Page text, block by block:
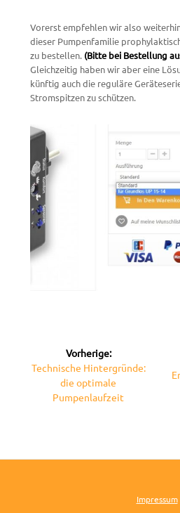
Vorerst empfehlen wir also
dieser Pumpenfamilie
zu bestellen. (Bitte bei Bestellung
Gleichzeitig haben wir aber eine
künftig auch die reguläre
Stromspitzen zu schützen.
Beitragsnavigation
Vorherige:
Vorheriger
Beitrag:
Technische Hintergründe:
die optimale
Pumpenlaufzeit
Impressum